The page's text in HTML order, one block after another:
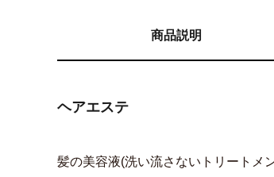
商品説明
ヘアエステ
髪の美容液(洗い流さないトリートメン